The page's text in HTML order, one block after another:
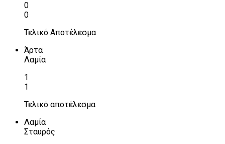
0
0
Τελικό Αποτέλεσμα
Άρτα
Λαμία
1
1
Τελικό αποτέλεσμα
Λαμία
Σταυρός